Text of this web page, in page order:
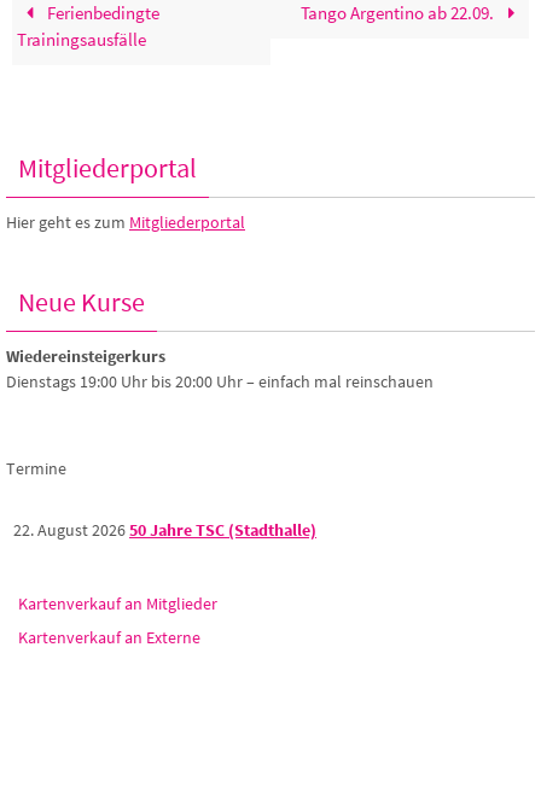
Ferienbedingte
Trainingsausfälle
Tango Argentino ab 22.09.
Mitgliederportal
Hier geht es zum Mitgliederportal
Neue Kurse
Wiedereinsteigerkurs
Dienstags 19:00 Uhr bis 20:00 Uhr – einfach mal reinschauen
Termine
22. August 202650 Jahre TSC (Stadthalle)
Kartenverkauf an Mitglieder
Kartenverkauf an Externe